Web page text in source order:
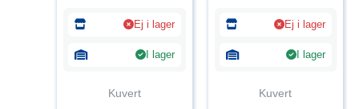
Ej i lager
I lager
Kuvert
Ej i lager
I lager
Kuvert